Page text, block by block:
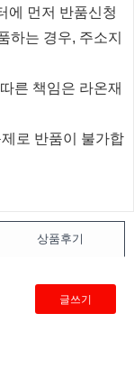
에 먼저 반품신청
하는 경우, 주소지
른 책임은 라온재
로 반품이 불가합
상품후기
글쓰기